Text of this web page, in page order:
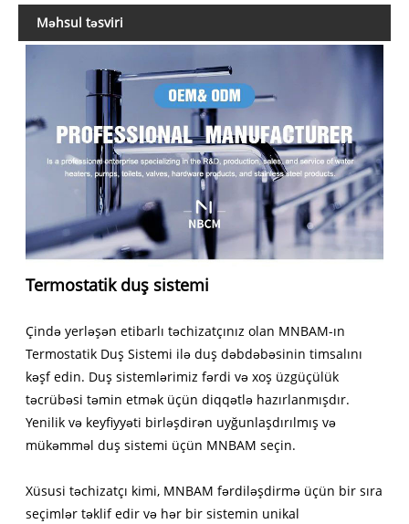
Məhsul təsviri
Termostatik duş sistemi
Çində yerləşən etibarlı təchizatçınız olan MNBAM-ın
Termostatik Duş Sistemi ilə duş dəbdəbəsinin timsalını
kəşf edin. Duş sistemlərimiz fərdi və xoş üzgüçülük
təcrübəsi təmin etmək üçün diqqətlə hazırlanmışdır.
Yenilik və keyfiyyəti birləşdirən uyğunlaşdırılmış və
mükəmməl duş sistemi üçün MNBAM seçin.
Xüsusi təchizatçı kimi, MNBAM fərdiləşdirmə üçün bir sıra
seçimlər təklif edir və hər bir sistemin unikal